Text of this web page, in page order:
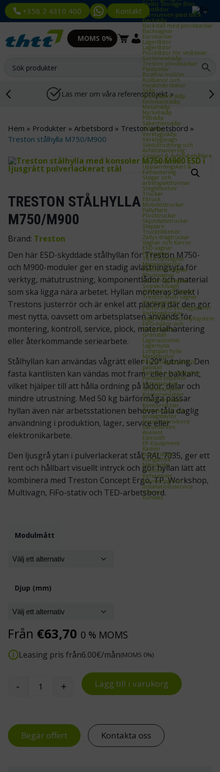
+358 2 4310 400 Kontakt
Plastic Storage Bins
Plastlådor
Återvunnen plast back
Backskåp
Backställ med plockbackar
Backvagnar
Eurobackar
Lagerlådor
Lagerlådor
Plocklådor för smådelar
Sortimentskåp
Treston plockbackar
Plastpallar
Rostfria möbler
Rullbanor och
maskinskridskor
Skåp
Brandsäkra skåp
Kemikalieskåp
Metallskåp
Nyckelskåp
Plåtskåp
Säkerhetsskåp
Stålskåp
Verktygsskåp
Verktygsvagn
Städutrustning och
Avfallshantering
Sopkärl & Avfallsbehållare
Tippcontainer
Uppsamlingskärl &
Fathantering
Stegar och
arbetsplattformar
Stegtillbehör
Truckar
Eltruck
Motviktstruckar
Pallyftare
Plocktruckar
Skjutstativtruckar
Staplare
Trucktillbehör
Zallys dragtruckar
Vagnar och Kärror
ESD‑vagnar
Hyllvagnar
TRTA hyllvagnar
Magasinkärror
Plattformsvagnar
Plockvagnar
Serveringsvagnar
Sopsäcksvagn
Tillbehör till vagnar
Treston Multi vagnar
Verktygstavlor
Perforerad verktygspanel
Verktygskrokar
Lagerhyllor och Hyllsystem
FIFO‑hyllor och
flödeshyllor
Grenställ
Lagerautomat
Lagerhylla
Longspan hylla
Metallhyllor
Påkörningsskydd för
pallställ
Pallställ och Pallhyllor
Pallställ tillbehör
Utdragsenhet
Småvaruhyllor
Kontorsmöbler
Kontorsmattor
Kontorsstolar
Whiteboard och
anslagstavlor
Kontorsskrivbord
Varumärken
Axelent
Edmolift
EP-Equipment
Kasten
Kito Erikkilä
Kongamek
Mitsubishi
Treston
Referenser
Montering och
installationsservice
Om oss
Kontakt
MOMS 0%
Läs mer om våra referensprojekt »
Hem » Produkter » Arbetsbord » Treston arbetsbord »
Treston stålhylla M750/M900
TRESTON STÅLHYLLA
M750/M900
Brand: Treston
Den här ESD-skyddade stålhyllan för Treston M750-
och M900-moduler ger en stadig avlastningsyta för
verktyg, mätutrustning, komponentlådor och material
som ska ligga nära arbetet. Hyllan monteras direkt i
Trestons justerrör och är enkel att placera där den gör
mest nytta, oavsett om arbetsplatsen används för
montering, kontroll, service, plock, materialhantering
eller återkommande seriearbete.
Stålhyllan kan användas vågrätt eller i 20° lutning. Den
fasta kantlisten kan vändas mot fram- eller bakkant,
vilket hjälper till att hålla ordning på lådor, delar och
mindre utrustning. Med 50 kg bärförmåga passar
hyllan även när arbetsstationen behöver tåla daglig
användning i produktion, lager, service eller
elektronikarbete.
Den ljusgrå ytan i pulverlackerat stål, RAL 7035, ger ett
rent och hållbart visuellt intryck och gör hyllan lätt att
kombinera med Treston Concept Ergo, TP, Workshop,
Multivagn, FiFo-stativ och TED-arbetsbord.
Modulmått
Djup (mm)
Från €63,70 0 % MOMS
Leasing pris från6.00€/mån(MOMS 0%)
Treston stålhylla M750/M900 mängd
- + Lägg till i varukorg
Begär offert Kontakta oss